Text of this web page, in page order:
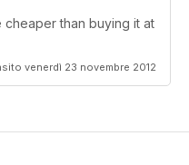
cheaper than buying it at
venerdì 23 novembre 2012